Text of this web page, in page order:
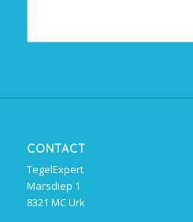
CONTACT
TegelExpert
Marsdiep 1
8321 MC Urk